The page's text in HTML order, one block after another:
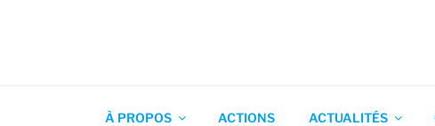
Association pour l'Animation en
À PROPOS ACTIONS ACTUALITÉS